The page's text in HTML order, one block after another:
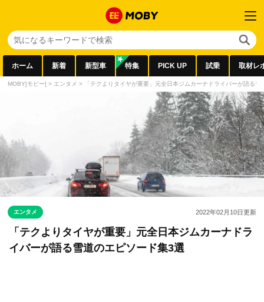
ホーム 新着 新型車 特集 PICK UP 試乗 取材レ
MOBY[モビー] > エンタメ > 「テクよりタイヤが重要」元全日本ジムカーナドライバーが語る
エンタメ 2022年02月10日更新
「テクよりタイヤが重要」元全日本ジムカーナドラ
イバーが語る雪道のエピソード集3選